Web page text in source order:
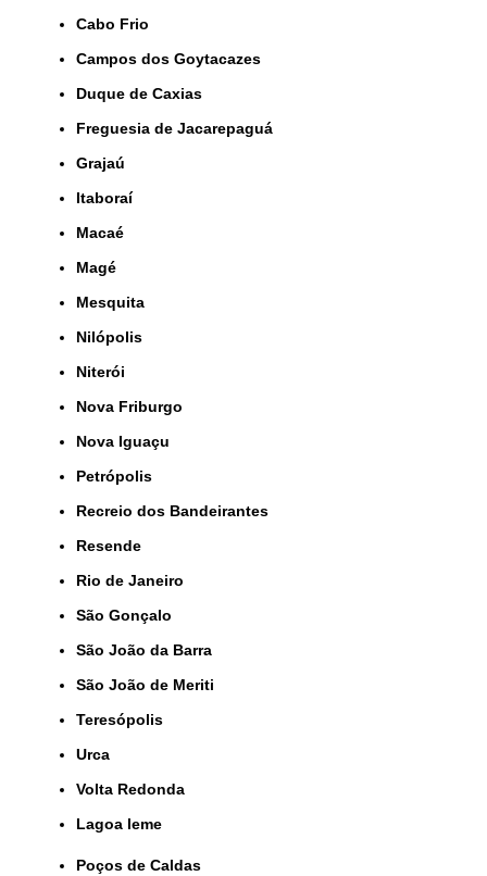
Cabo Frio
Campos dos Goytacazes
Duque de Caxias
Freguesia de Jacarepaguá
Grajaú
Itaboraí
Macaé
Magé
Mesquita
Nilópolis
Niterói
Nova Friburgo
Nova Iguaçu
Petrópolis
Recreio dos Bandeirantes
Resende
Rio de Janeiro
São Gonçalo
São João da Barra
São João de Meriti
Teresópolis
Urca
Volta Redonda
lagoa leme
Poços de Caldas